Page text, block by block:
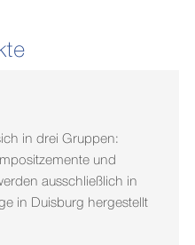
in drei Gruppen:
und
ausschließlich in
in Duisburg hergestellt